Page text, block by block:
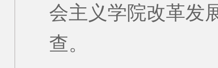
会主义学院改革发
查。